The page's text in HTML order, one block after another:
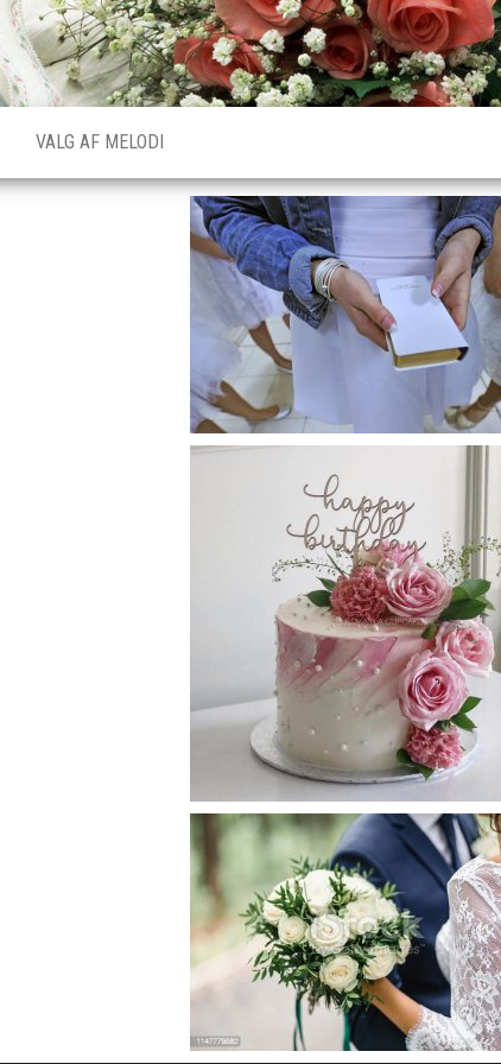
VALG AF MELODI